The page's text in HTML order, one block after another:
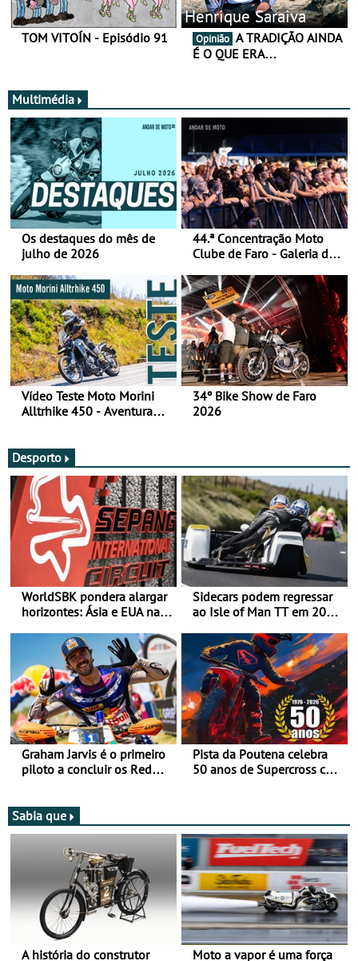
TOM VITOÍN - Episódio 91
Henrique Saraiva
Opinião
É O QUE ERA…
Multimédia
Os destaques do mês de
julho de 2026
44.ª Concentração Moto
Clube de Faro - Galeria de
Vídeo Teste Moto Morini
Alltrhike 450 - Aventura
34º Bike Show de Faro
2026
Desporto
WorldSBK pondera alargar
horizontes: Ásia e EUA na
Sidecars podem regressar
ao Isle of Man TT em 2027
Graham Jarvis é o primeiro
piloto a concluir os Red
Pista da Poutena celebra
50 anos de Supercross com
Sabia que
A história do construtor Moto a vapor é uma força